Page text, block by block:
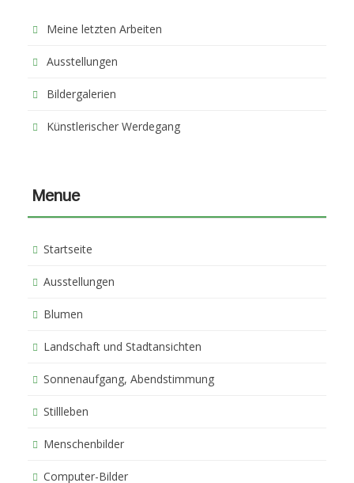
Meine letzten Arbeiten
Ausstellungen
Bildergalerien
Künstlerischer Werdegang
Menue
Startseite
Ausstellungen
Blumen
Landschaft und Stadtansichten
Sonnenaufgang, Abendstimmung
Stillleben
Menschenbilder
Computer-Bilder